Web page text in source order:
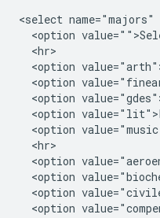
<select
<option
  <hr>
<option
<option
<option
<option
<option
  <hr>
<option
<option
<option
<option